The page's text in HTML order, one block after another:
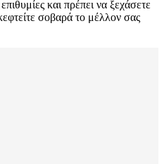
επιθυμίες και πρέπει να ξεχάσετε
σοβαρά το μέλλον σας